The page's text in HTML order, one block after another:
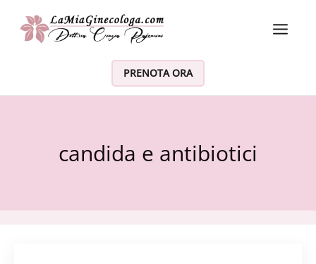
Vai al contenuto
PRENOTA ORA
candida e antibiotici